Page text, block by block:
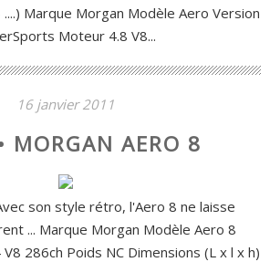
Marque Morgan Modèle Aero Version
Moteur 4.8 V8...
16 janvier 2011
MORGAN AERO 8
son style rétro, l'Aero 8 ne laisse
... Marque Morgan Modèle Aero 8
286ch Poids NC Dimensions (L x l x h)